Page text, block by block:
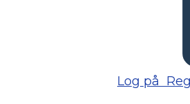
Log på